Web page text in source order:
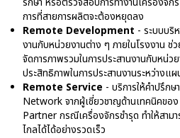
การที่สายการผลิตจะต้องหยุดลง
Remote Development - ระบบบริ
งานกับหน่วยงานต่าง ๆ ภายในโรงงาน ช่
จัดการภาพรวมในการประสานงานกับหน่ว
ประสิทธิภาพในการประสานงานระหว่างแ
Remote Service - บริการให้คำปรึก
Network จากผู้เชี่ยวชาญด้านเทคนิคข
Partner กรณีเครื่องจักรชำรุด ทำให้สาม
ไกลได้ได้อย่างรวดเร็ว